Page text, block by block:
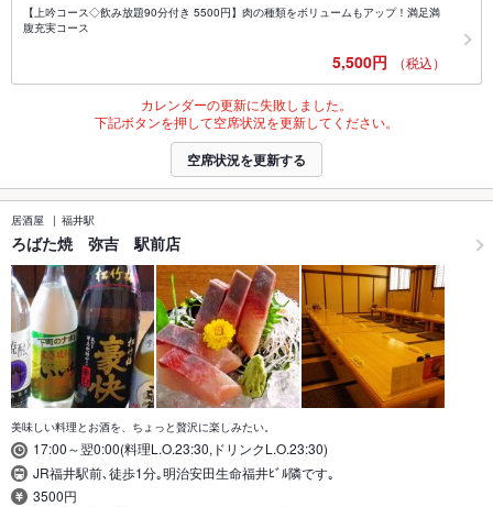
【上吟コース◇飲み放題90分付き 5500円】肉の種類をボリュームもアップ！満足満
腹充実コース
5,500円 （税込）
カレンダーの更新に失敗しました。
下記ボタンを押して空席状況を更新してください。
空席状況を更新する
居酒屋 福井駅
ろばた焼 弥吉 駅前店
美味しい料理とお酒を、ちょっと贅沢に楽しみたい。
17:00～翌0:00(料理L.O.23:30,ドリンクL.O.23:30)
JR福井駅前､徒歩1分｡明治安田生命福井ﾋﾞﾙ隣です｡
3500円